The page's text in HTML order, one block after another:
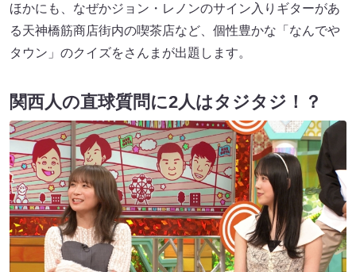
ほかにも、なぜかジョン・レノンのサイン入りギターがあ
る天神橋筋商店街内の喫茶店など、個性豊かな「なんでや
タウン」のクイズをさんまが出題します。
関西人の直球質問に2人はタジタジ！？